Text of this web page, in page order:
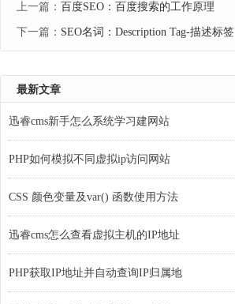
上一篇： 百度SEO：百度搜索的工作原理
下一篇： SEO名词：Description Tag-描述标签
最新文章
迅睿cms新手怎么系统学习建网站
PHP如何模拟不同虚拟ip访问网站
CSS 颜色变量及var() 函数使用方法
迅睿cms怎么查看虚拟主机的IP地址
PHP获取IP地址并自动查询IP归属地